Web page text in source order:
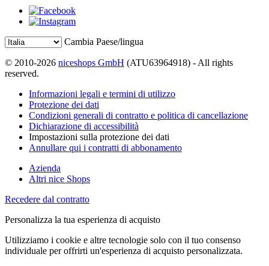
Cambia Paese/lingua
© 2010-2026 niceshops GmbH (ATU63964918) - All rights
reserved.
Informazioni legali e termini di utilizzo
Protezione dei dati
Condizioni generali di contratto e politica di cancellazione
Dichiarazione di accessibilità
Impostazioni sulla protezione dei dati
Annullare qui i contratti di abbonamento
Azienda
Altri nice Shops
Recedere dal contratto
Personalizza la tua esperienza di acquisto
Utilizziamo i cookie e altre tecnologie solo con il tuo consenso
individuale per offrirti un'esperienza di acquisto personalizzata.